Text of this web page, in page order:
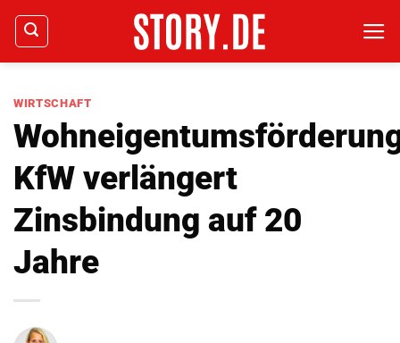
Zum
Inhalt
springen
WIRTSCHAFT
KfW verlängert
Zinsbindung auf 20
Jahre